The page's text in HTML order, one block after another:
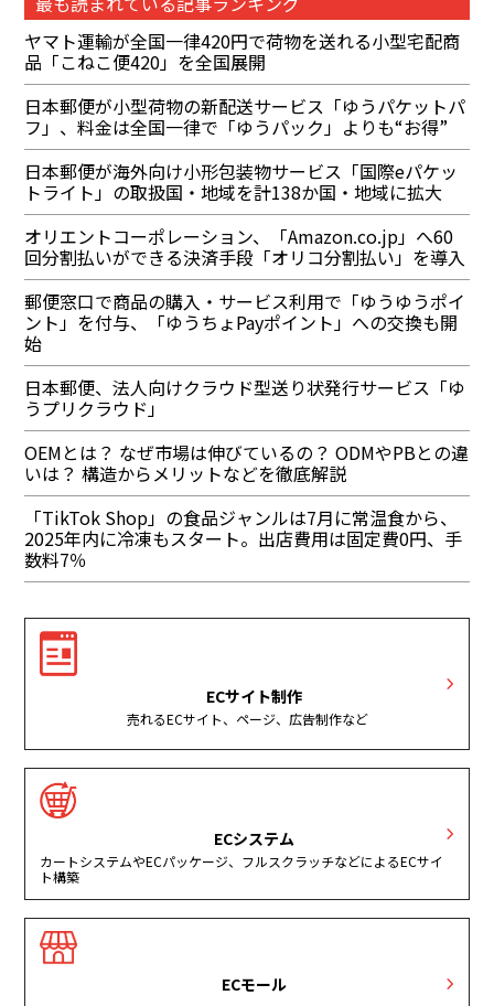
ヤマト運輸が全国一律420円で荷物を送れる小型宅配商
品「こねこ便420」を全国展開
日本郵便が小型荷物の新配送サービス「ゆうパケットパ
フ」、料金は全国一律で「ゆうパック」よりも“お得”
日本郵便が海外向け小形包装物サービス「国際eパケッ
トライト」の取扱国・地域を計138か国・地域に拡大
オリエントコーポレーション、「Amazon.co.jp」へ60
回分割払いができる決済手段「オリコ分割払い」を導入
郵便窓口で商品の購入・サービス利用で「ゆうゆうポイ
ント」を付与、「ゆうちょPayポイント」への交換も開
始
日本郵便、法人向けクラウド型送り状発行サービス「ゆ
うプリクラウド」
OEMとは？ なぜ市場は伸びているの？ ODMやPBとの違
いは？ 構造からメリットなどを徹底解説
「TikTok Shop」の食品ジャンルは7月に常温食から、
2025年内に冷凍もスタート。出店費用は固定費0円、手
数料7％
ECサイト制作
売れるECサイト、ページ、広告制作など
ECシステム
カートシステムやECパッケージ、フルスクラッチなどによるECサイ
ト構築
ECモール